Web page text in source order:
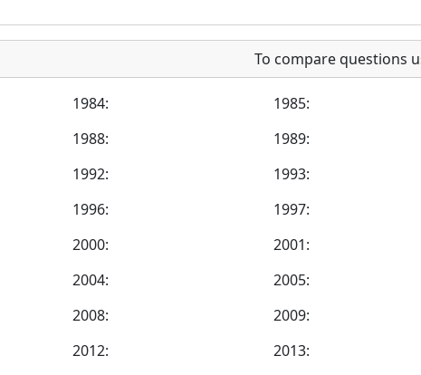
To compare questions
1984:
1985:
1988:
1989:
1992:
1993:
1996:
1997:
2000:
2001:
2004:
2005:
2008:
2009:
2012:
2013: